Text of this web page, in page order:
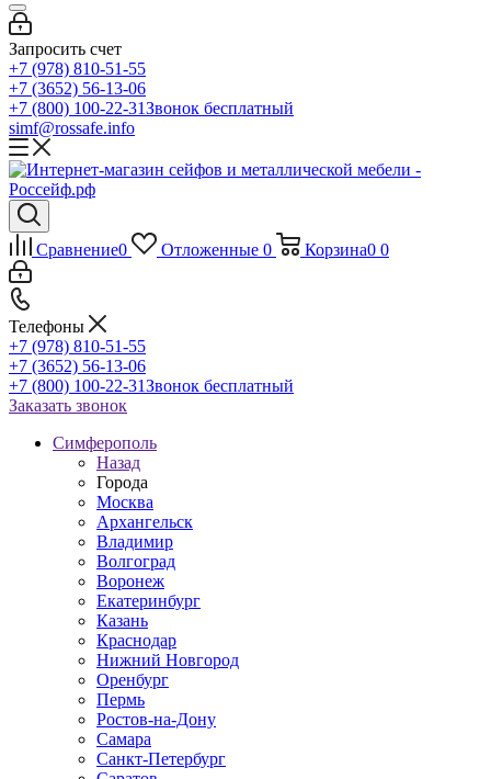
Запросить счет
+7 (978) 810-51-55
+7 (3652) 56-13-06
+7 (800) 100-22-31Звонок бесплатный
simf@rossafe.info
Сравнение0 Отложенные 0 Корзина0 0
Телефоны
+7 (978) 810-51-55
+7 (3652) 56-13-06
+7 (800) 100-22-31Звонок бесплатный
Заказать звонок
Симферополь
Назад
Города
Москва
Архангельск
Владимир
Волгоград
Воронеж
Екатеринбург
Казань
Краснодар
Нижний Новгород
Оренбург
Пермь
Ростов-на-Дону
Самара
Санкт-Петербург